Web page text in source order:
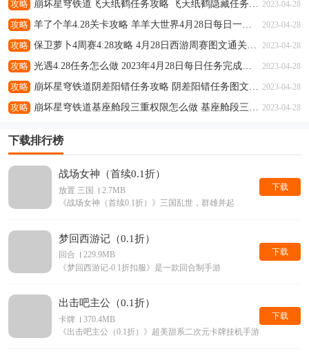
攻略 崩坏星穹铁道飞天纸鹤任务攻略 飞天纸鹤隐藏任务通关流程解析 2023-04-28
攻略 羊了个羊4.28关卡攻略 羊羊大世界4月28日每日一关通关流程 2023-04-28
攻略 保卫萝卜4周赛4.28攻略 4月28日西游周赛图文通关流程 2023-04-28
攻略 光遇4.28任务怎么做 2023年4月28日每日任务完成攻略 2023-04-28
攻略 崩坏星穹铁道阴差阳错任务攻略 阴差阳错任务图文通关流程 2023-04-28
攻略 崩坏星穹铁道基座舱段三重权限怎么做 基座舱段三重权限任务攻略 2023-04-28
下载排行榜
战场女神（首续0.1折）
放置 三国
2.7MB
《战场女神（首续0.1折）》三国乱世，群雄并起
下载
梦回西游记（0.1折）
回合
229.9MB
《梦回西游记-0.1折扣服》是一款回合制手游
下载
出击吧主公（0.1折）
卡牌
370.4MB
《出击吧主公（0.1折）》超美甜系二次元卡牌挂机手游它来了
下载